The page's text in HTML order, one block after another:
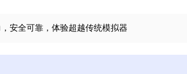
安全可靠，体验超越传统模拟器